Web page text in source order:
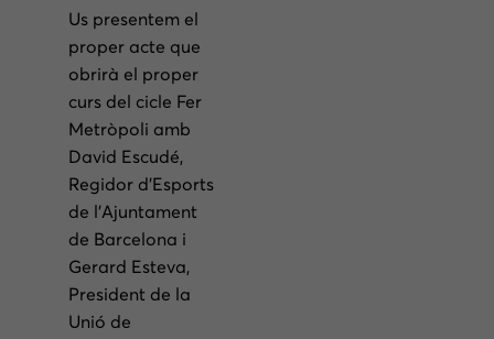
Us presentem el
proper acte que
obrirà el proper
curs del cicle Fer
Metròpoli amb
David Escudé,
Regidor d’Esports
de l’Ajuntament
de Barcelona i
Gerard Esteva,
President de la
Unió de